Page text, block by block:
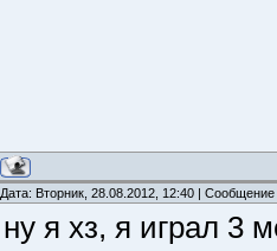
Дата: Вторник, 28.08.2012, 12:40 |
ну я хз, я играл 3